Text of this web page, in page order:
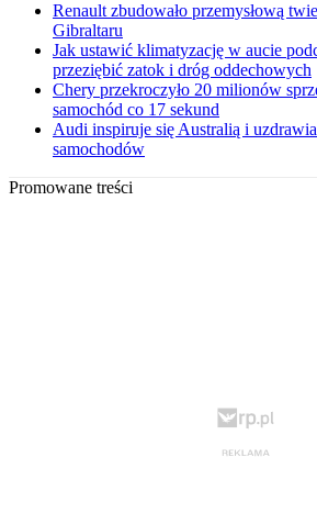
Renault zbudowało przemysłową
Gibraltaru
Jak ustawić klimatyzację w aucie
przeziębić zatok i dróg oddechowych
Chery przekroczyło 20 milionów
samochód co 17 sekund
Audi inspiruje się Australią i
samochodów
Promowane treści